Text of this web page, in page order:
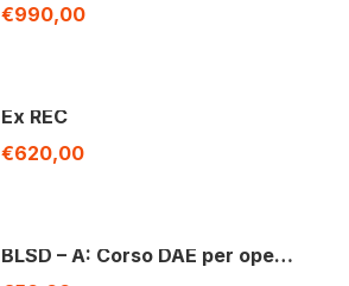
€990,00
Ex REC
€620,00
BLSD – A: Corso DAE per ope…